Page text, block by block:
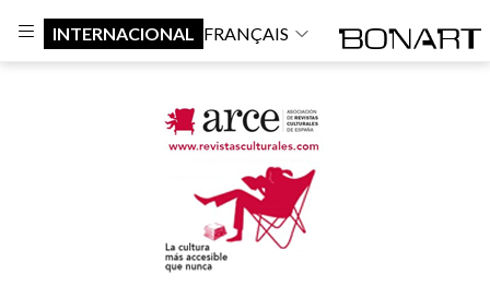
INTERNACIONAL FRANÇAIS